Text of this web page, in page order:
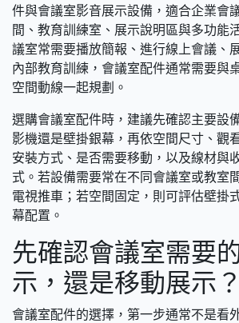
件與會議室影音展示設備，適合企業會
間、教育訓練室、展示說明區與多功能
議室常需要播放簡報、進行線上會議、
內部教育訓練，會議室配件通常需要與
空間動線一起規劃。
選購會議室配件時，建議先確認主要設
影機還是壁掛銀幕，再依空間尺寸、觀
安裝方式、是否需要移動，以及線材與
式。若設備需要常在不同會議室或教室
電視推車；若空間固定，則可評估壁掛
幕配置。
先確認會議室需要
示，還是移動展示？
會議室配件的選擇，第一步通常不是看